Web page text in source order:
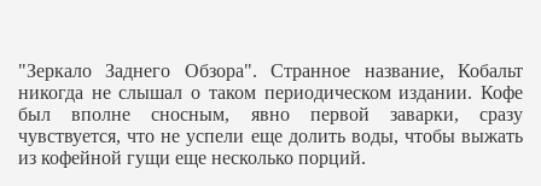
"Зеркало Заднего Обзора". Странное название, Кобальт
никогда не слышал о таком периодическом издании. Кофе
был вполне сносным, явно первой заварки, сразу
чувствуется, что не успели еще долить воды, чтобы выжать
из кофейной гущи еще несколько порций.